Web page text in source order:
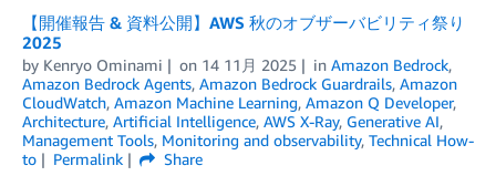
【開催報告 & 資料公開】AWS 秋のオブザーバビリティ祭り
2025
by Kenryo Ominami on 14 11月 2025 in Amazon Bedrock,
Amazon Bedrock Agents, Amazon Bedrock Guardrails, Amazon
CloudWatch, Amazon Machine Learning, Amazon Q Developer,
Architecture, Artificial Intelligence, AWS X-Ray, Generative AI,
Management Tools, Monitoring and observability, Technical How-
to
Permalink
Share